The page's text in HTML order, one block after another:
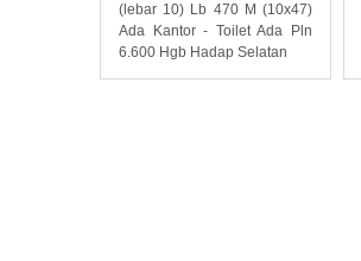
(lebar 10) Lb 470 M (10x47)
Ada Kantor - Toilet Ada Pln
6.600 Hgb Hadap Selatan